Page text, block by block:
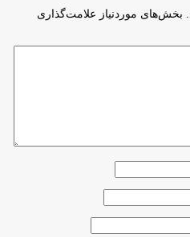
بخش‌های موردنیاز علامت‌گذاری